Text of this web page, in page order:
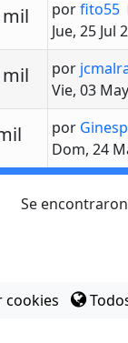
Vistas
Último
porfito55
Jue, 25 Jul
milVistas
Último
por
Vie, 03
VistasÚltimo
por
Dom, 24
Se
cookies